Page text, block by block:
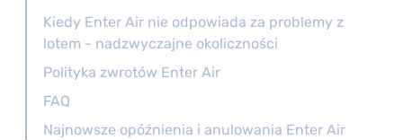
Kiedy Enter Air nie odpowiada za problemy z
lotem - nadzwyczajne okoliczności
Polityka zwrotów Enter Air
FAQ
Najnowsze opóźnienia i anulowania Enter Air